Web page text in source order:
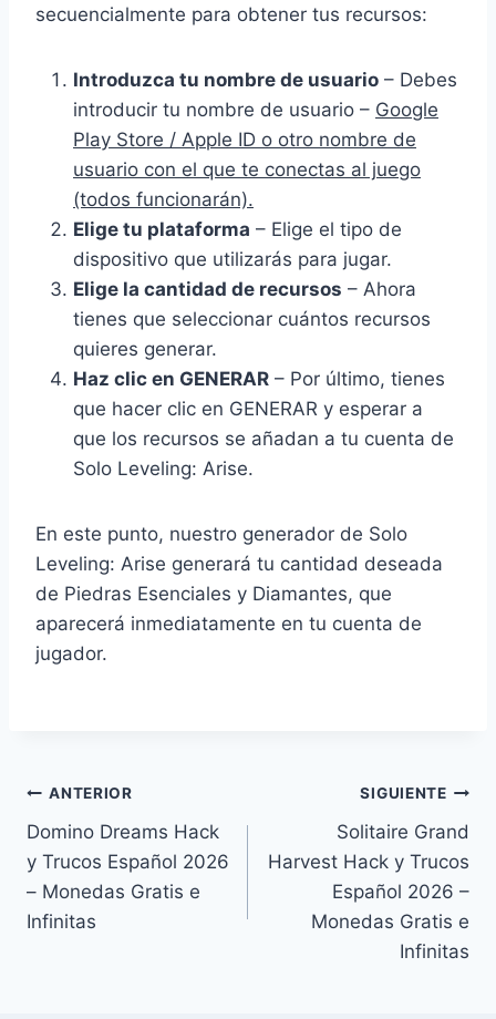
secuencialmente para obtener tus recursos:
Introduzca tu nombre de usuario – Debes
introducir tu nombre de usuario – Google
Play Store / Apple ID o otro nombre de
usuario con el que te conectas al juego
(todos funcionarán).
Elige tu plataforma – Elige el tipo de
dispositivo que utilizarás para jugar.
Elige la cantidad de recursos – Ahora
tienes que seleccionar cuántos recursos
quieres generar.
Haz clic en GENERAR – Por último, tienes
que hacer clic en GENERAR y esperar a
que los recursos se añadan a tu cuenta de
Solo Leveling: Arise.
En este punto, nuestro generador de Solo
Leveling: Arise generará tu cantidad deseada
de Piedras Esenciales y Diamantes, que
aparecerá inmediatamente en tu cuenta de
jugador.
Navegación
de
entradas
ANTERIOR
Domino Dreams Hack
y Trucos Español 2026
– Monedas Gratis e
Infinitas
SIGUIENTE
Solitaire Grand
Harvest Hack y Trucos
Español 2026 –
Monedas Gratis e
Infinitas